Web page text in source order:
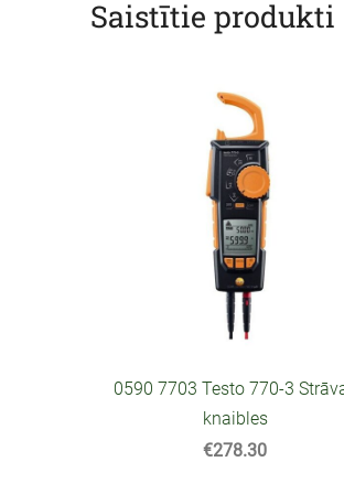
Saistītie produkti
0590 7703 Testo 770-3
knaibles
€278.30